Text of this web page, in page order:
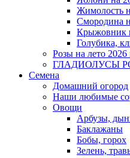
Жимолость
Смородина
Крыжовник
Голубика,
Розы на лето 2026
ГЛАДИОЛУСЫ
Семена
Домашний огород
Наши любимые
Овощи
Арбузы,
Баклажаны
Бобы, горох
Зелень,